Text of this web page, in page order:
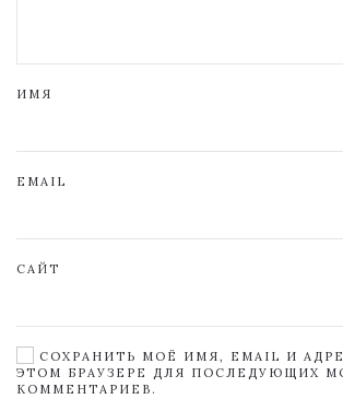
ИМЯ
EMAIL
САЙТ
СОХРАНИТЬ МОЁ ИМЯ, EMAIL И
ЭТОМ БРАУЗЕРЕ ДЛЯ ПОСЛЕДУЮЩИХ
КОММЕНТАРИЕВ.